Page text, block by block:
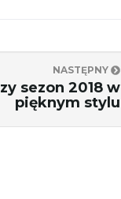
NASTĘPNY
sezon 2018 w
pięknym stylu